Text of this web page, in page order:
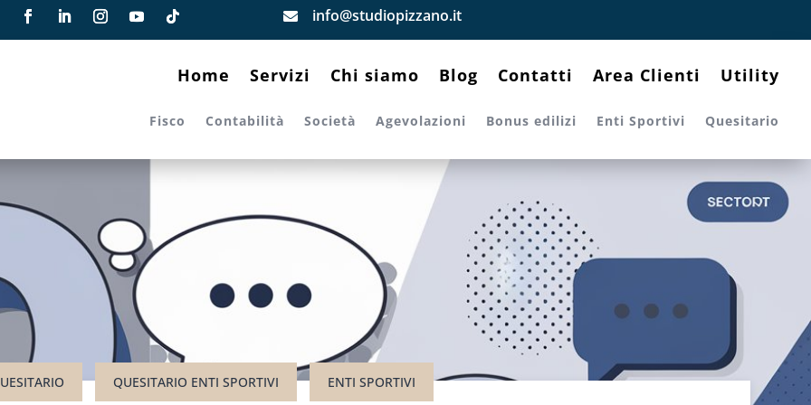
 info@studiopizzano.it
Home Servizi Chi siamo Blog Contatti Area Clienti Utility
Fisco Contabilità Società Agevolazioni Bonus edilizi Enti Sportivi Quesitario
QUESITARIO ENTI SPORTIVI ENTI SPORTIVI